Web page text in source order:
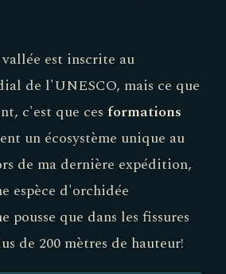
est inscrite au
de l'UNESCO, mais ce que
c'est que ces formations
un écosystème unique au
de ma dernière expédition,
espèce d'orchidée
pousse que dans les fissures
de 200 mètres de hauteur!